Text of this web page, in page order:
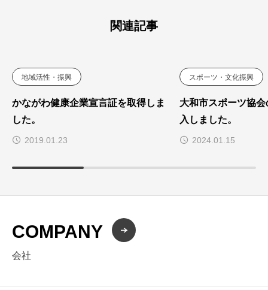
関連記事
地域活性・振興
かながわ健康企業宣言証を取得しま
した。
2019.01.23
スポーツ・文化振興
大和市スポーツ協
入しました。
2024.01.15
COMPANY
会社